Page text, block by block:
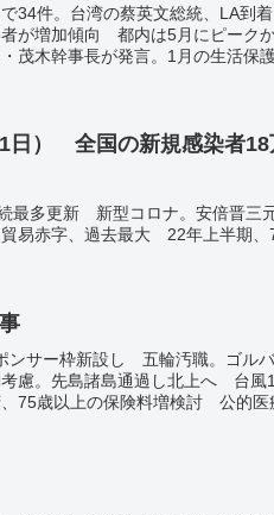
34件。台湾の蔡英文総統、LA到
が増加傾向 都内は5月にピーク
茂木幹事長が発言。1月の生活保
日） 全国の新規感染者
最多更新 新型コロナ。安倍晋三
易赤字、過去最大 22年上半期、
ンサー枠新設し 五輪汚職。ゴル
慮。先島諸島通過し北上へ 台
75歳以上の保険料増検討 公的医